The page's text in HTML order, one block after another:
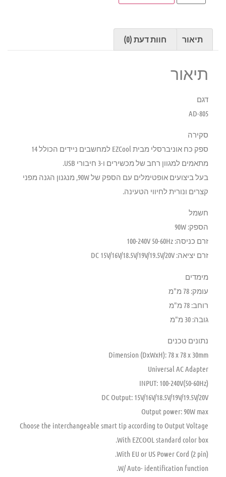
תיאור חוות דעת (0)
תיאור
דגם
AD-805
סקירה
ספק כח אוניברסלי מבית EZCool למחשבים ניידים הכולל 14
מתאמים למגוון רחב של מכשירים ו-3 חיבורי USB.
בעל ביצועים אופטימלים עם הספק של 90W, מנגנון הגנה מפני
קצרים ונורית לחיווי הטעינה.
חשמל
הספק: 90W
זרם כניסה: 100-240V 50-60Hz
זרם יציאה: DC 15V/16V/18.5V/19V/19.5V/20V
מימדים
עומק: 78 מ"מ
רוחב: 78 מ"מ
גובה: 30 מ"מ
נתונים טכנים
Dimension (DxWxH): 78 x 78 x 30mm
Universal AC Adapter
INPUT: 100-240V(50-60Hz)
DC Output: 15V/16V/18.5V/19V/19.5V/20V
Output power: 90W max
Choose the interchangeable smart tip according to Output Voltage
With EZCOOL standard color box.
With EU or US Power Cord (2 pin).
W/ Auto- identification function.